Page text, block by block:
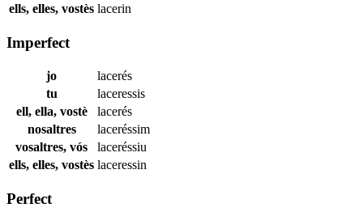
ells, elles, vostès lacerin
Imperfect
jo
lacerés
tu
laceressis
ell, ella, vostè
lacerés
nosaltres
laceréssim
vosaltres, vós
laceréssiu
ells, elles, vostès laceressin
Perfect